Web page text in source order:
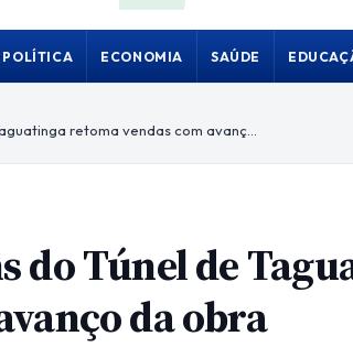
POLÍTICA ECONOMIA SAÚDE
do Túnel de
da obra